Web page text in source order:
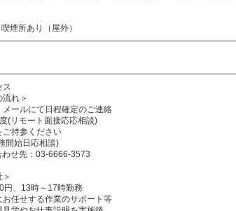
煙所あり（屋外）
ス
流れ＞
ールにて日程確定のご連絡
(リモート面接応応相談)
ご持参ください
開始日応相談)
わせ先：03-6666-3573
円、13時～17時勤務
お任せする作業のサポート等